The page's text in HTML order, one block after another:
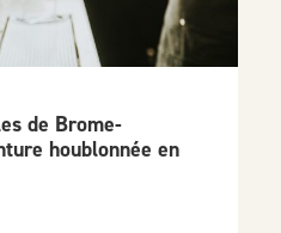
de Brome-
houblonnée en